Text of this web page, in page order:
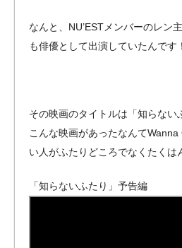
なんと、NU’ESTメンバーのレン
も俳優として出演していたんです！
その映画のタイトルは「知らない
こんな映画があったなんて
い人がふたりどころでなくたくは
「知らないふたり」予告編